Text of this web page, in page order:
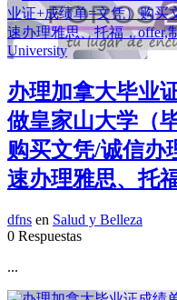
办理加拿大毕业
做皇家山大学（
购买文凭/诚信办
速办理雅思、托
dfns en Salud y Belleza
0 Respuestas
...